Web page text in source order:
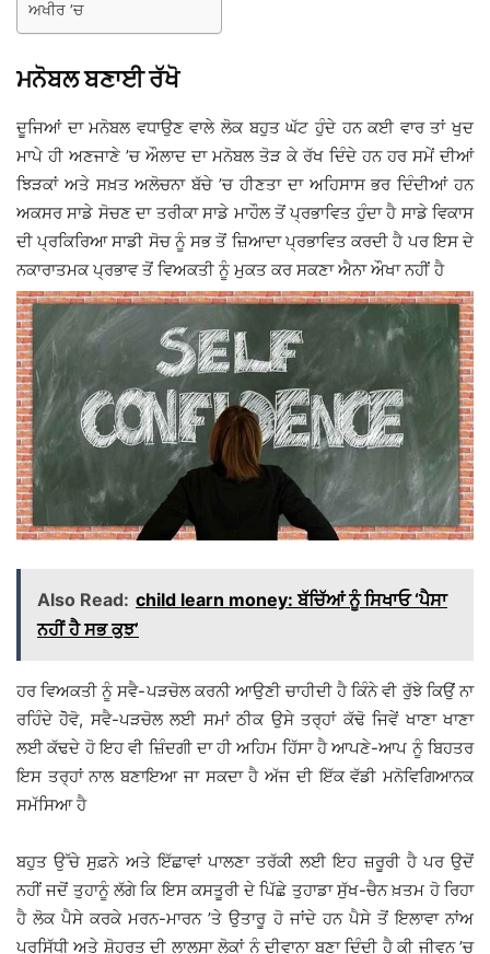
ਅਖੀਰ ’ਚ
ਮਨੋਬਲ ਬਣਾਈ ਰੱਖੋ
ਦੂਜਿਆਂ ਦਾ ਮਨੋਬਲ ਵਧਾਉਣ ਵਾਲੇ ਲੋਕ ਬਹੁਤ ਘੱਟ ਹੁੰਦੇ ਹਨ ਕਈ ਵਾਰ ਤਾਂ ਖੁਦ
ਮਾਪੇ ਹੀ ਅਣਜਾਣੇ ’ਚ ਔਲਾਦ ਦਾ ਮਨੋਬਲ ਤੋੜ ਕੇ ਰੱਖ ਦਿੰਦੇ ਹਨ ਹਰ ਸਮੇਂ ਦੀਆਂ
ਝਿੜਕਾਂ ਅਤੇ ਸਖ਼ਤ ਅਲੋਚਨਾ ਬੱਚੇ ’ਚ ਹੀਣਤਾ ਦਾ ਅਹਿਸਾਸ ਭਰ ਦਿੰਦੀਆਂ ਹਨ
ਅਕਸਰ ਸਾਡੇ ਸੋਚਣ ਦਾ ਤਰੀਕਾ ਸਾਡੇ ਮਾਹੌਲ ਤੋਂ ਪ੍ਰਭਾਵਿਤ ਹੁੰਦਾ ਹੈ ਸਾਡੇ ਵਿਕਾਸ
ਦੀ ਪ੍ਰਕਿਰਿਆ ਸਾਡੀ ਸੋਚ ਨੂੰ ਸਭ ਤੋਂ ਜ਼ਿਆਦਾ ਪ੍ਰਭਾਵਿਤ ਕਰਦੀ ਹੈ ਪਰ ਇਸ ਦੇ
ਨਕਾਰਾਤਮਕ ਪ੍ਰਭਾਵ ਤੋਂ ਵਿਅਕਤੀ ਨੂੰ ਮੁਕਤ ਕਰ ਸਕਣਾ ਐਨਾ ਔਖਾ ਨਹੀਂ ਹੈ
Also Read: child learn money: ਬੱਚਿੱਆਂ ਨੂੰ ਸਿਖਾਓ ‘ਪੈਸਾ
ਨਹੀਂ ਹੈ ਸਭ ਕੁਝ’
ਹਰ ਵਿਅਕਤੀ ਨੂੰ ਸਵੈ-ਪੜਚੋਲ ਕਰਨੀ ਆਉਣੀ ਚਾਹੀਦੀ ਹੈ ਕਿੰਨੇ ਵੀ ਰੁੱਝੇ ਕਿਉਂ ਨਾ
ਰਹਿੰਦੇ ਹੋੋਵੋ, ਸਵੈ-ਪੜਚੋਲ ਲਈ ਸਮਾਂ ਠੀਕ ਉਸੇ ਤਰ੍ਹਾਂ ਕੱਢੋ ਜਿਵੇਂ ਖਾਣਾ ਖਾਣਾ
ਲਈ ਕੱਢਦੇ ਹੋ ਇਹ ਵੀ ਜ਼ਿੰਦਗੀ ਦਾ ਹੀ ਅਹਿਮ ਹਿੱਸਾ ਹੈ ਆਪਣੇ-ਆਪ ਨੂੰ ਬਿਹਤਰ
ਇਸ ਤਰ੍ਹਾਂ ਨਾਲ ਬਣਾਇਆ ਜਾ ਸਕਦਾ ਹੈ ਅੱਜ ਦੀ ਇੱਕ ਵੱਡੀ ਮਨੋਵਿਗਿਆਨਕ
ਸਮੱਸਿਆ ਹੈ
ਬਹੁਤ ਉੱਚੇ ਸੁਫ਼ਨੇ ਅਤੇ ਇੱਛਾਵਾਂ ਪਾਲਣਾ ਤਰੱਕੀ ਲਈ ਇਹ ਜ਼ਰੂਰੀ ਹੈ ਪਰ ਉਦੋਂ
ਨਹੀਂ ਜਦੋਂ ਤੁਹਾਨੂੰ ਲੱਗੇ ਕਿ ਇਸ ਕਸਤੂਰੀ ਦੇ ਪਿੱਛੇ ਤੁਹਾਡਾ ਸੁੱਖ-ਚੈਨ ਖ਼ਤਮ ਹੋ ਰਿਹਾ
ਹੈ ਲੋਕ ਪੈਸੇ ਕਰਕੇ ਮਰਨ-ਮਾਰਨ ’ਤੇ ਉਤਾਰੂ ਹੋ ਜਾਂਦੇ ਹਨ ਪੈਸੇ ਤੋਂ ਇਲਾਵਾ ਨਾਂਅ
ਪ੍ਰਸਿੱਧੀ ਅਤੇ ਸ਼ੋਹਰਤ ਦੀ ਲਾਲਸਾ ਲੋਕਾਂ ਨੂੰ ਦੀਵਾਨਾ ਬਣਾ ਦਿੰਦੀ ਹੈ ਕੀ ਜੀਵਨ ’ਚ